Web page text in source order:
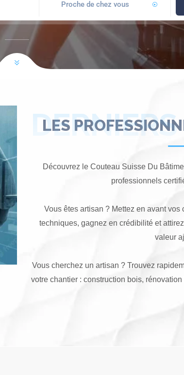
LES
Découvrez le Couteau Suisse Du
professionnels
Vous êtes artisan ? Mettez en avant
techniques, gagnez en crédibilité et
valeur
Vous cherchez un artisan ? Trouvez
votre chantier : construction bois,